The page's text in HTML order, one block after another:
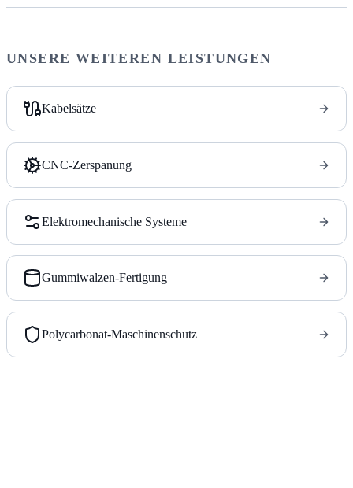
UNSERE WEITEREN LEISTUNGEN
Kabelsätze
CNC-Zerspanung
Elektromechanische Systeme
Gummiwalzen-Fertigung
Polycarbonat-Maschinenschutz